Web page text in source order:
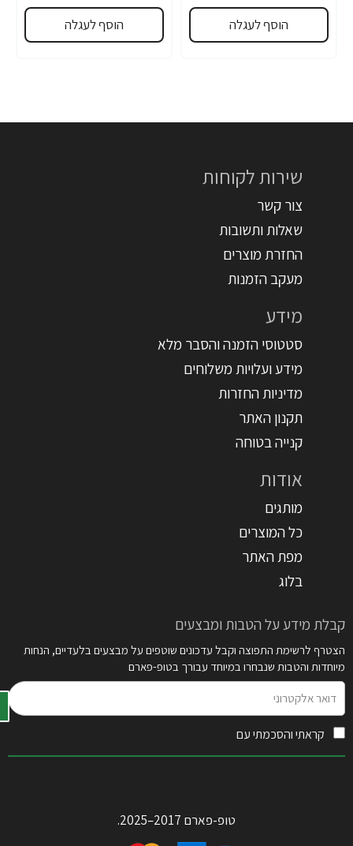
הוסף לעגלה הוסף לעגלה
שירות לקוחות
צור קשר
שאלות ותשובות
החזרת מוצרים
מעקב הזמנות
מידע
סטטוסי הזמנה והסבר מלא
מידע ועלויות משלוחים
מדיניות החזרות
תקנון האתר
קנייה בטוחה
אודות
מותגים
כל המוצרים
מפת האתר
בלוג
קבלת מידע על הטבות ומבצעים
הצטרף לרשימת התפוצה וקבל עדכונים שוטפים על מבצעים בלעדיים, הנחות
מיוחדות והטבות שנבחרו במיוחד עבורך בטופ-פארם
אלקטרוני
קראתי והסכמתי עם
טופ-פארם 2017–2025.